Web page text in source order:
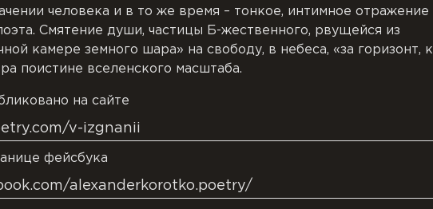
человека и в то же время – тонкое, интимное отражение
Смятение души, частицы Б-жественного, рвущейся из
камере земного шара» на свободу, в небеса, «за горизонт, к
поистине вселенского масштаба.
на сайте
v-izgnanii
фейсбука
alexanderkorotko.poetry/